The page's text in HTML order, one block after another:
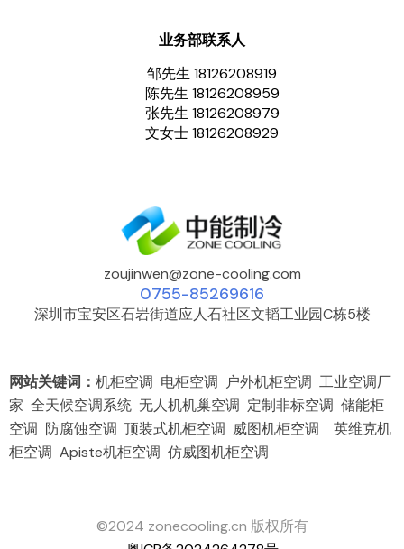
业务部联系人
邹先生 18126208919
陈先生 18126208959
张先生 18126208979
文女士 18126208929
zoujinwen@zone-cooling.com
0755-85269616
深圳市宝安区石岩街道应人石社区文韬工业园C栋5楼
网站关键词： 机柜空调 电柜空调 户外机柜空调 工业空调厂
家 全天候空调系统 无人机机巢空调 定制非标空调 储能柜
空调 防腐蚀空调 顶装式机柜空调 威图机柜空调 英维克机
柜空调 Apiste机柜空调 仿威图机柜空调
©2024 zonecooling.cn 版权所有